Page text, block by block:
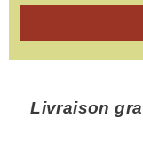
Livraison